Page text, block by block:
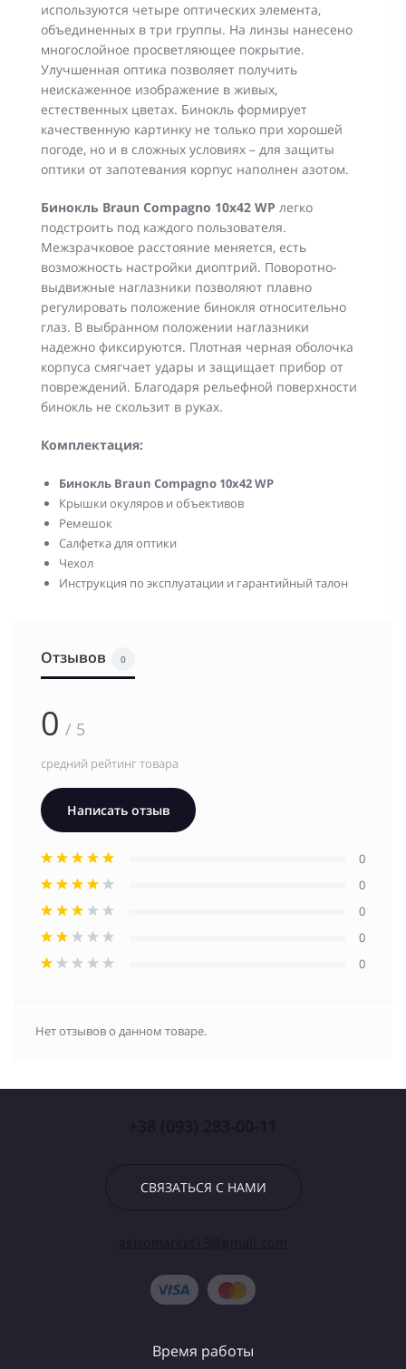
используются четыре оптических элемента,
объединенных в три группы. На линзы нанесено
многослойное просветляющее покрытие.
Улучшенная оптика позволяет получить
неискаженное изображение в живых,
естественных цветах. Бинокль формирует
качественную картинку не только при хорошей
погоде, но и в сложных условиях – для защиты
оптики от запотевания корпус наполнен азотом.
Бинокль Braun Compagno 10х42 WP легко
подстроить под каждого пользователя.
Межзрачковое расстояние меняется, есть
возможность настройки диоптрий. Поворотно-
выдвижные наглазники позволяют плавно
регулировать положение бинокля относительно
глаз. В выбранном положении наглазники
надежно фиксируются. Плотная черная оболочка
корпуса смягчает удары и защищает прибор от
повреждений. Благодаря рельефной поверхности
бинокль не скользит в руках.
Комплектация:
Бинокль Braun Compagno 10х42 WP
Крышки окуляров и объективов
Ремешок
Салфетка для оптики
Чехол
Инструкция по эксплуатации и гарантийный талон
Отзывов 0
0 / 5
средний рейтинг товара
Написать отзыв
0
0
0
0
0
Нет отзывов о данном товаре.
СВЯЗАТЬСЯ С НАМИ
Время работы